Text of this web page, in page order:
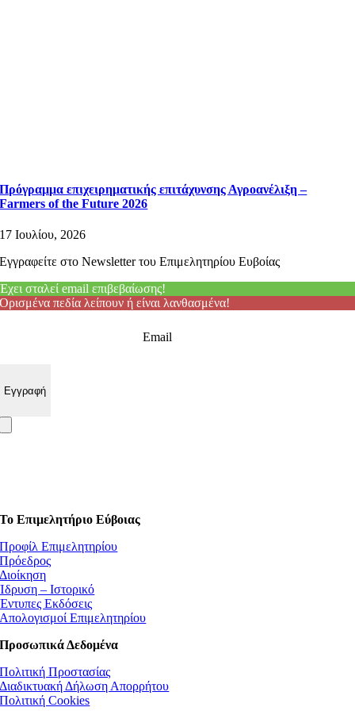
Πρόγραμμα επιχειρηματικής επιτάχυνσης Αγροανέλιξη –
Farmers of the Future 2026
17 Ιουλίου, 2026
Εγγραφείτε στο Newsletter του Επιμελητηρίου Ευβοίας
Έχει σταλεί email επιβεβαίωσης!
Ορισμένα πεδία λείπουν ή είναι λανθασμένα!
Email
Το Επιμελητήριο Εύβοιας
Προφίλ Επιμελητηρίου
Πρόεδρος
Διοίκηση
Ίδρυση – Ιστορικό
Έντυπες Εκδόσεις
Απολογισμοί Επιμελητηρίου
Προσωπικά Δεδομένα
Πολιτική Προστασίας
Διαδικτυακή Δήλωση Απορρήτου
Πολιτική Cookies